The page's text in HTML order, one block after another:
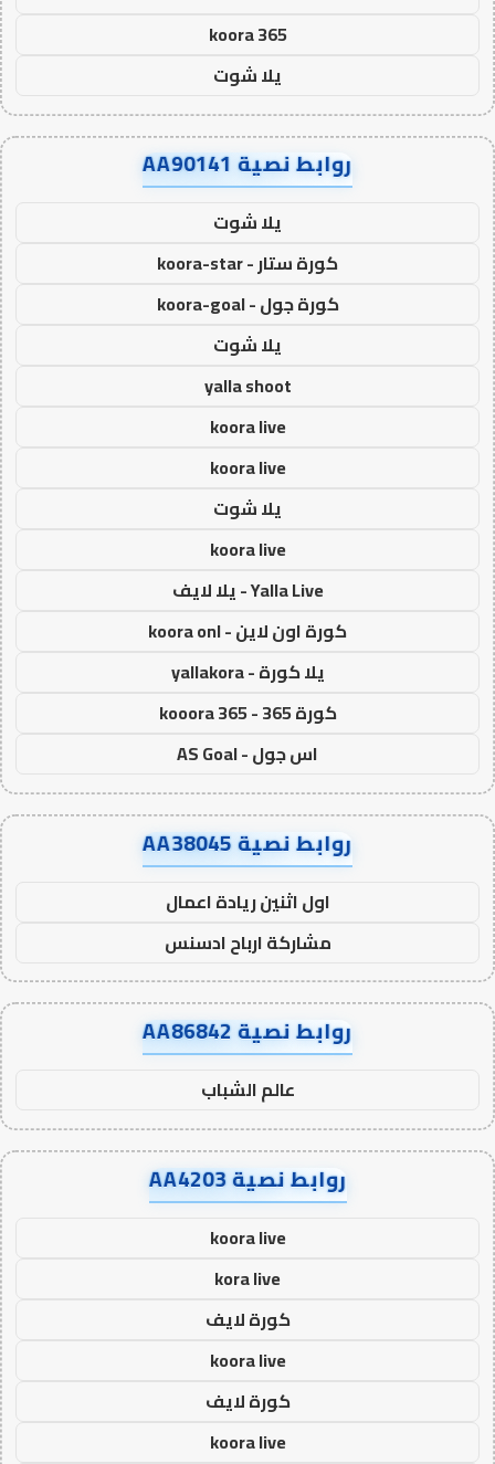
koora 365
يلا شوت
روابط نصية AA90141
يلا شوت
كورة ستار - koora-star
كورة جول - koora-goal
يلا شوت
yalla shoot
koora live
koora live
يلا شوت
koora live
Yalla Live - يلا لايف
كورة اون لاين - koora onl
يلا كورة - yallakora
كورة 365 - kooora 365
اس جول - AS Goal
روابط نصية AA38045
اول اثنين ريادة اعمال
مشاركة ارباح ادسنس
روابط نصية AA86842
عالم الشباب
روابط نصية AA4203
koora live
kora live
كورة لايف
koora live
كورة لايف
koora live